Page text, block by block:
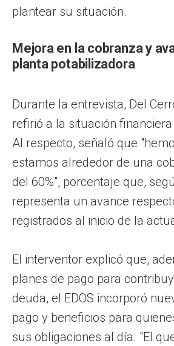
plantear su situación.
Mejora en la cobranza y
planta potabilizadora
Durante la entrevista, Del
refirió a la situación
Al respecto, señaló que
estamos alrededor de una
del 60%", porcentaje que,
representa un avance
registrados al inicio de la
El interventor explicó que,
planes de pago para
deuda, el EDOS incorporó
pago y beneficios para
sus obligaciones al día. "El